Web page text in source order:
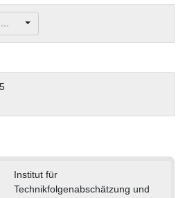
...
Institut für
Technikfolgenabschätzung und